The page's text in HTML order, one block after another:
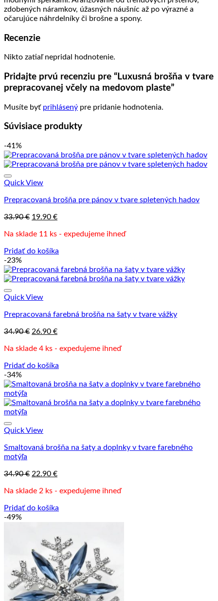
zdobených náramkov, úžasných náušníc až po výrazné a
očarujúce náhrdelníky či brošne a spony.
Recenzie
Nikto zatiaľ nepridal hodnotenie.
Pridajte prvú recenziu pre “Luxusná brošňa v tvare
prepracovanej včely na medovom plaste”
Musíte byť prihlásený pre pridanie hodnotenia.
Súvisiace produkty
-41%
Quick View
Prepracovaná brošňa pre pánov v tvare spletených hadov
33.90€ Pôvodná
bola:
19.90 €Aktuálna
je:
Na sklade 11 ks - expedujeme ihneď
Pridať do košíka
-23%
Quick View
Prepracovaná farebná brošňa na šaty v tvare vážky
34.90€ Pôvodná
bola:
26.90 €Aktuálna
je:
Na sklade 4 ks - expedujeme ihneď
Pridať do košíka
-34%
Quick View
Smaltovaná brošňa na šaty a doplnky v tvare farebného
motýľa
34.90€ Pôvodná
bola:
22.90 €Aktuálna
je:
Na sklade 2 ks - expedujeme ihneď
Pridať do košíka
-49%